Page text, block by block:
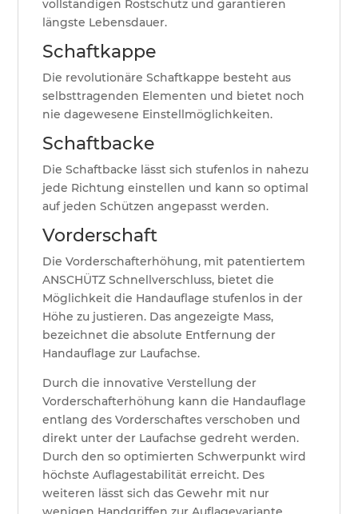
vollständigen Rostschutz und garantieren
längste Lebensdauer.
Schaftkappe
Die revolutionäre Schaftkappe besteht aus
selbsttragenden Elementen und bietet noch
nie dagewesene Einstellmöglichkeiten.
Schaftbacke
Die Schaftbacke lässt sich stufenlos in nahezu
jede Richtung einstellen und kann so optimal
auf jeden Schützen angepasst werden.
Vorderschaft
Die Vorderschafterhöhung, mit patentiertem
ANSCHÜTZ Schnellverschluss, bietet die
Möglichkeit die Handauflage stufenlos in der
Höhe zu justieren. Das angezeigte Mass,
bezeichnet die absolute Entfernung der
Handauflage zur Laufachse.
Durch die innovative Verstellung der
Vorderschafterhöhung kann die Handauflage
entlang des Vorderschaftes verschoben und
direkt unter der Laufachse gedreht werden.
Durch den so optimierten Schwerpunkt wird
höchste Auflagestabilität erreicht. Des
weiteren lässt sich das Gewehr mit nur